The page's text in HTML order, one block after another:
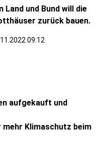
Land und Bund will die
zurück bauen.
09:12
aufgekauft und
Klimaschutz beim